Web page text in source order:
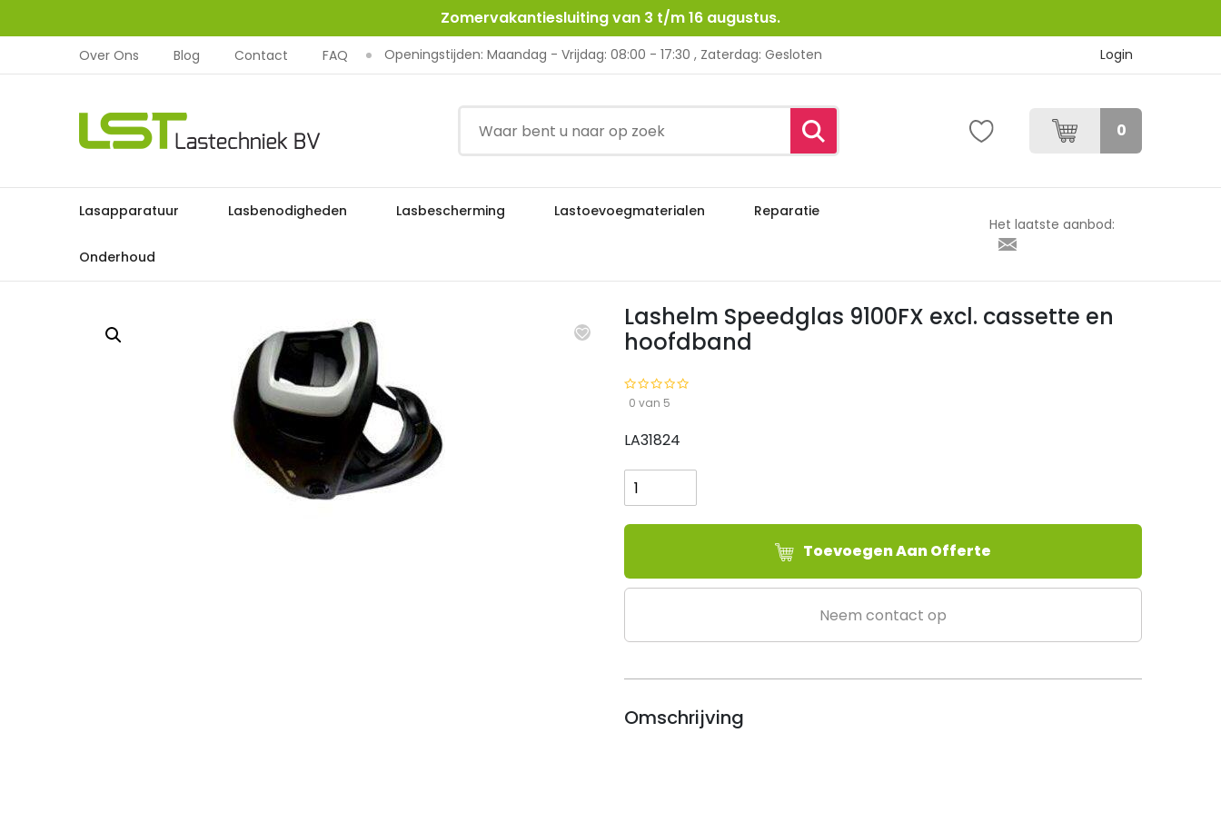
Zomervakantiesluiting van 3 t/m 16 augustus.
Over Ons Blog Contact FAQ Openingstijden: Maandag - Vrijdag: 08:00 - 17:30 , Zaterdag: Gesloten Login
0
Lasapparatuur Lasbenodigheden Lasbescherming Lastoevoegmaterialen Reparatie
Onderhoud
Het laatste aanbod:
Home Lasbescherming Lashelmen Lashelm Speedglas 9100FX excl. cassette en hoofdband
Lashelm Speedglas 9100FX excl. cassette en
hoofdband
0 van 5
LA31824
Speedglas
9100FX
excl.
en
hoofdband
Toevoegen Aan Offerte
Neem contact op
Omschrijving